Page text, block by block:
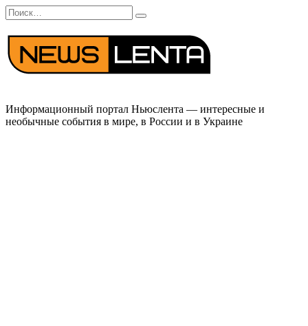
Перейти
к
содержанию
Search
for:
Информационный портал Ньюслента — интересные и
необычные события в мире, в России и в Украине